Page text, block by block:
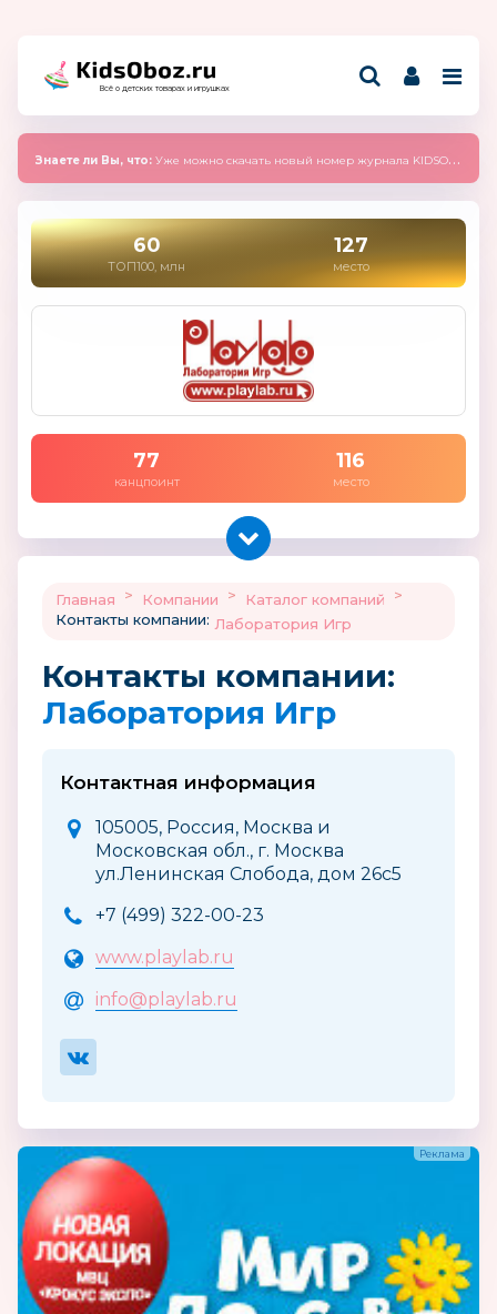
Всё о детских товарах и игрушках
Знаете ли Вы, что: Уже можно скачать новый номер журнала KIDSOBOZ 2025 (сентябрь)
60
ТОП100, млн
127
место
77
канцпоинт
116
место
Главная > Компании > Каталог компаний
>
Контакты компании: Лаборатория Игр
Контакты компании:
Лаборатория Игр
Контактная информация
105005, Россия, Москва и
Московская обл., г. Москва
ул.Ленинская Слобода, дом 26с5
+7 (499) 322-00-23
www.playlab.ru
info@playlab.ru